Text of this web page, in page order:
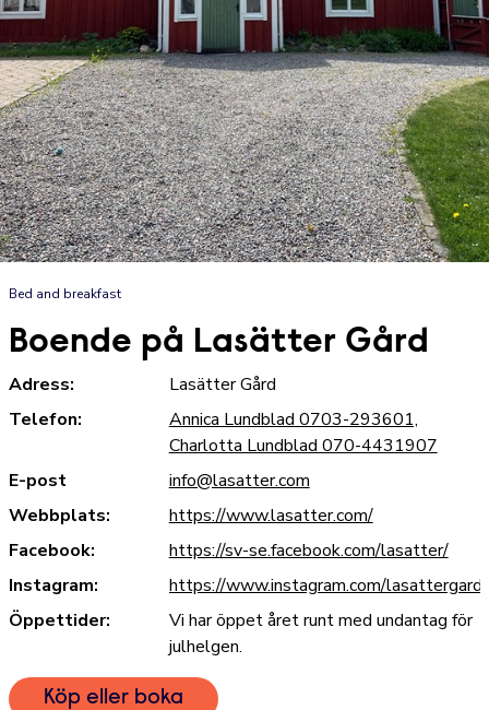
Bed and breakfast
Boende på Lasätter Gård
Adress:
Lasätter Gård
Telefon:
Annica Lundblad 0703-293601,
Charlotta Lundblad 070-4431907
E-post
info@lasatter.com
Webbplats:
https://www.lasatter.com/
Facebook:
https://sv-se.facebook.com/lasatter/
Instagram:
https://www.instagram.com/lasattergard
Öppettider:
Vi har öppet året runt med undantag för
julhelgen.
Köp eller boka